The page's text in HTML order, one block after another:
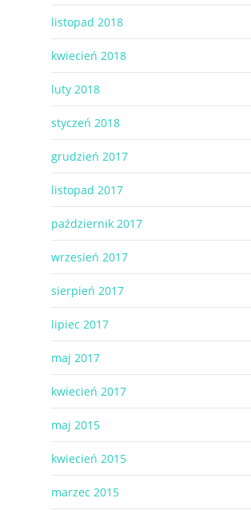
listopad 2018
kwiecień 2018
luty 2018
styczeń 2018
grudzień 2017
listopad 2017
październik 2017
wrzesień 2017
sierpień 2017
lipiec 2017
maj 2017
kwiecień 2017
maj 2015
kwiecień 2015
marzec 2015